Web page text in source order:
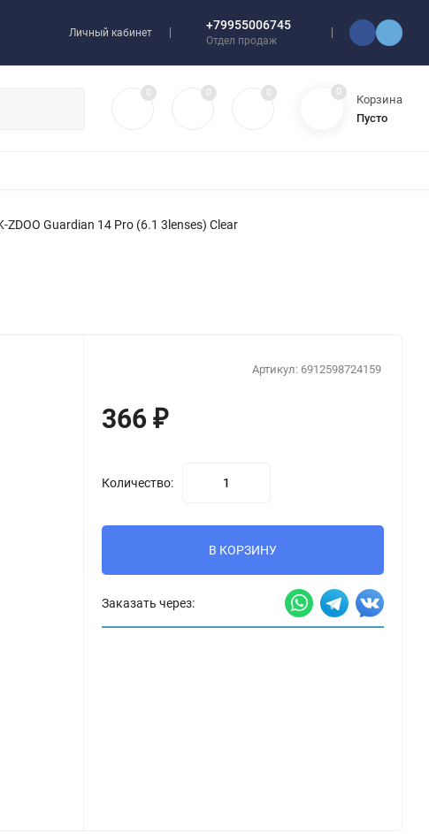
Личный кабинет
+79955006745
Отдел продаж
0 0 0 0
Корзина
Пусто
ZDOO Guardian 14 Pro (6.1 3lenses) Clear
Артикул: 6912598724159
366₽
Количество:
В КОРЗИНУ
Заказать через: